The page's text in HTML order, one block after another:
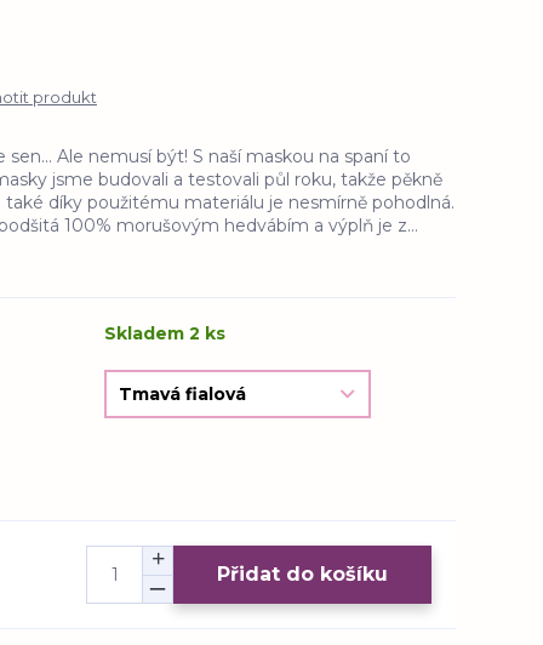
produkt
Ale nemusí být! S naší maskou na spaní to
jsme budovali a testovali půl roku, takže pěkně
také díky použitému materiálu je nesmírně pohodlná.
100% morušovým hedvábím a výplň je z...
Skladem 2 ks
Přidat do košíku